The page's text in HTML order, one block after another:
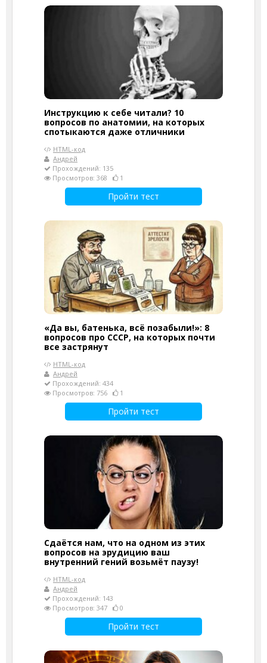
Инструкцию к себе читали? 10
вопросов по анатомии, на которых
спотыкаются даже отличники
HTML-код
Андрей
Прохождений: 135
Просмотров: 368
1
Пройти тест
«Да вы, батенька, всё позабыли!»: 8
вопросов про СССР, на которых почти
все застрянут
HTML-код
Андрей
Прохождений: 434
Просмотров: 756
1
Пройти тест
Сдаётся нам, что на одном из этих
вопросов на эрудицию ваш
внутренний гений возьмёт паузу!
HTML-код
Андрей
Прохождений: 143
Просмотров: 347
0
Пройти тест